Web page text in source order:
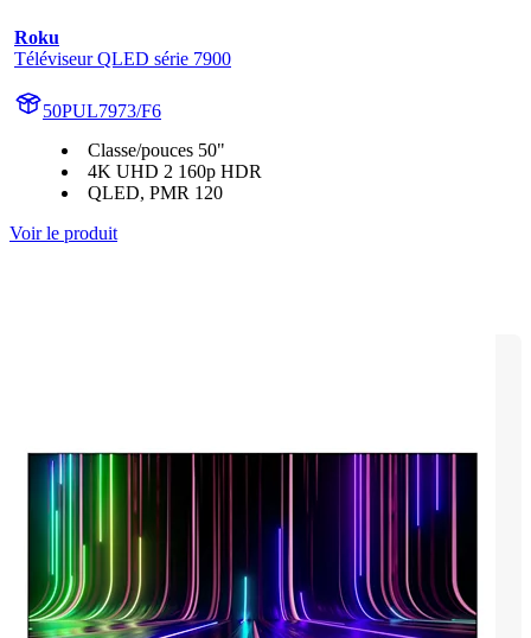
Roku
Téléviseur QLED série 7900
50PUL7973/F6
Classe/pouces 50"
4K UHD 2 160p HDR
QLED, PMR 120
Voir le produit